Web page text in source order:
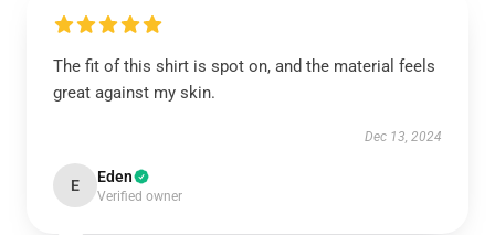
The fit of this shirt is spot on, and the material feels
great against my skin.
Dec 13, 2024
E Eden
Verified owner